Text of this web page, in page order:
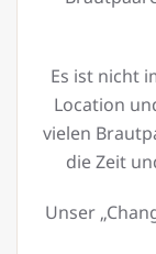
Es ist nicht
Location
vielen
die Zeit
Unser